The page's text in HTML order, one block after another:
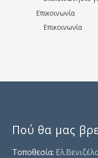
Επικοινωνία
Επικοινωνία
Πού θα μας
Τοποθεσία: